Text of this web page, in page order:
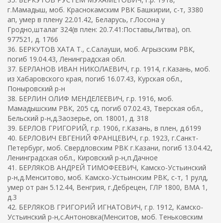
г.Мамадыш, моб. Краснокамским РВК Башкирии, с-т, 3380
ап, умер в плену 22.01.42, Беларусь, г.Лосона у
Гродно,шталаг 324(в плен: 20.7.41:Поставы,Литва), оп.
977521, д. 1766
36. БЕРКУТОВ ХАТА Т., с.Салауши, моб. Агрызским РВК,
погиб 19.04.43, Ленинградская обл.
37. БЕРЛАНОВ ИВАН НИКОЛАЕВИЧ, г.р. 1914, г.Казань, моб.
из Хабаровского края, погиб 16.07.43, Курская обл.,
Поныровский р-н
38. БЕРЛИН ОЛИФ МЕНДЕЛЕЕВИЧ, г.р. 1916, моб.
Мамадышским РВК, 205 сд, погиб 07.02.43, Тверская обл.,
Бельский р-н,д.Заозерье, оп. 18001, д. 318
39. БЕРЛОВ ГРИГОРИЙ, г.р. 1906, г.Казань, в плен, д.6199
40. БЕРЛОВИЧ ЕВГЕНИЙ ФРАНЦЕВИЧ, г.р. 1923, г.Санкт-
Петербург, моб. Свердловским РВК г.Казани, погиб 13.04.42,
Ленинградская обл., Кировский р-н,п.Дачное
41. БЕРЛЯКОВ АНДРЕЙ ТИМОФЕЕВИЧ, Камско-Устьинский
р-н,д.Менситово, моб. Камско-Устьинским РВК, с-т, 1 рулд,
умер от ран 5.12.44, Венгрия, г.Дебрецен, ГЛР 1800, ВМА 1,
д.3
42. БЕРЛЯКОВ ГРИГОРИЙ ИГНАТОВИЧ, г.р. 1912, Камско-
Устьинский р-н,с.Антоновка(Менситов, моб. Теньковским